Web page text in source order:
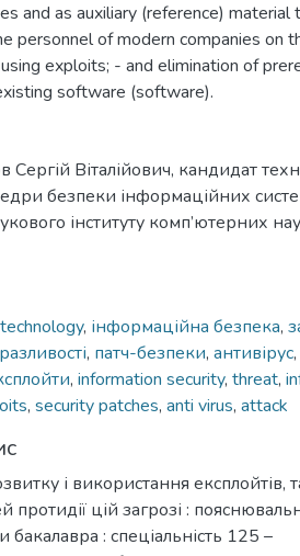
and as auxiliary (reference) material
personnel of modern companies on
exploits; - and elimination of
software (software).
Віталійович, кандидат
безпеки інформаційних
інституту комп’ютерних
, інформаційна безпека,
, патч-безпеки, антивірус,
, information security, threat,
, security patches, anti virus, attack
і використання експлойтів,
цій загрозі :
бакалавра : спеціальність 125 –